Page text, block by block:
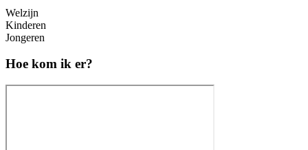
Welzijn
Kinderen
Jongeren
Hoe kom ik er?